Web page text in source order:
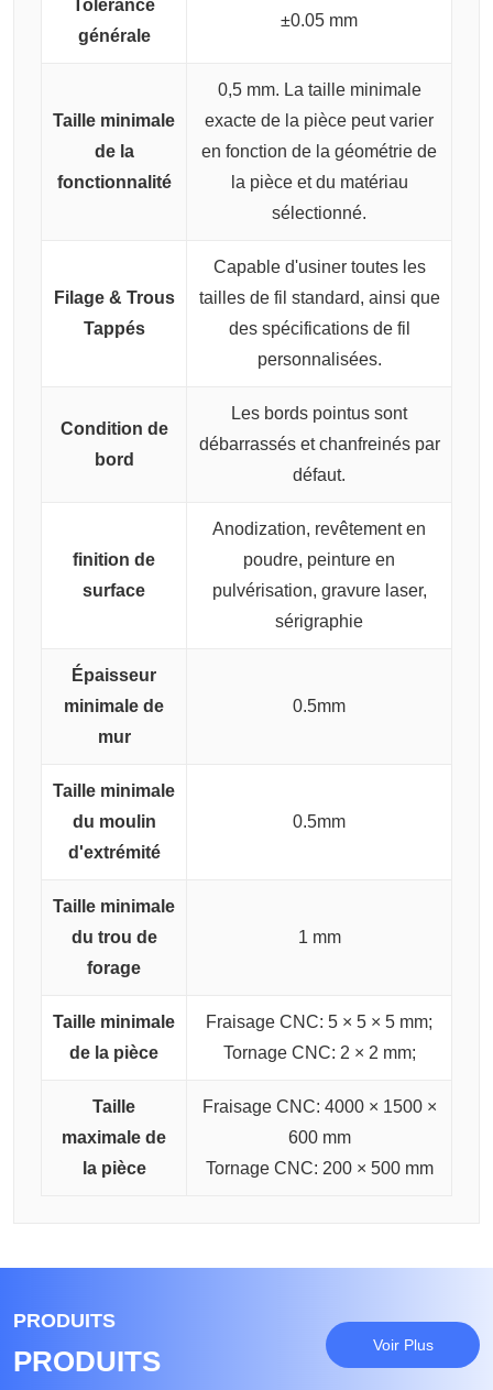
Tolérance
générale
±0.05 mm
Taille minimale
de la
fonctionnalité
0,5 mm. La taille minimale
exacte de la pièce peut varier
en fonction de la géométrie de
la pièce et du matériau
sélectionné.
Filage & Trous
Tappés
Capable d'usiner toutes les
tailles de fil standard, ainsi que
des spécifications de fil
personnalisées.
Condition de
bord
Les bords pointus sont
débarrassés et chanfreinés par
défaut.
finition de
surface
Anodization, revêtement en
poudre, peinture en
pulvérisation, gravure laser,
sérigraphie
Épaisseur
minimale de
mur
0.5mm
Taille minimale
du moulin
d'extrémité
0.5mm
Taille minimale
du trou de
forage
1 mm
Taille minimale
de la pièce
Fraisage CNC: 5 × 5 × 5 mm;
Tornage CNC: 2 × 2 mm;
Taille
maximale de
la pièce
Fraisage CNC: 4000 × 1500 ×
600 mm
Tornage CNC: 200 × 500 mm
PRODUITS
PRODUITS Voir Plus